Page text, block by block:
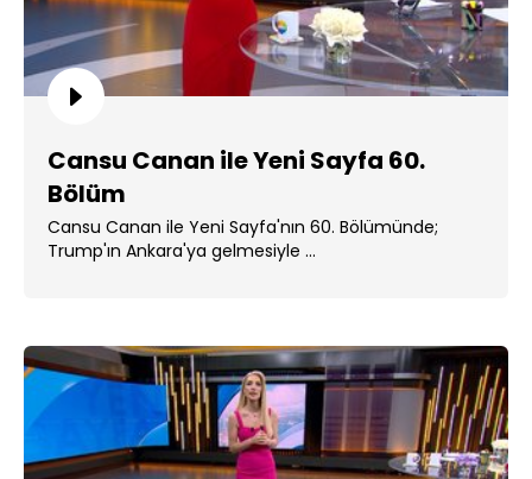
Cansu Canan ile Yeni Sayfa 60.
Bölüm
Cansu Canan ile Yeni Sayfa'nın 60. Bölümünde;
Trump'ın Ankara'ya gelmesiyle ...